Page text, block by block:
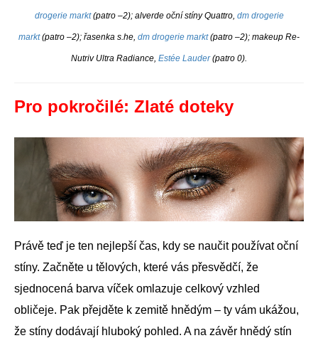
drogerie markt(patro –2); alverde oční stíny Quattro, dm drogerie
markt(patro –2); řasenka s.he, dm drogerie markt(patro –2); makeup Re-
Nutriv Ultra Radiance, Estée Lauder(patro 0).
Pro pokročilé: Zlaté doteky
Právě teď je ten nejlepší čas, kdy se naučit používat oční
stíny. Začněte u tělových, které vás přesvědčí, že
sjednocená barva víček omlazuje celkový vzhled
obličeje. Pak přejděte k zemitě hnědým – ty vám ukážou,
že stíny dodávají hluboký pohled. A na závěr hnědý stín